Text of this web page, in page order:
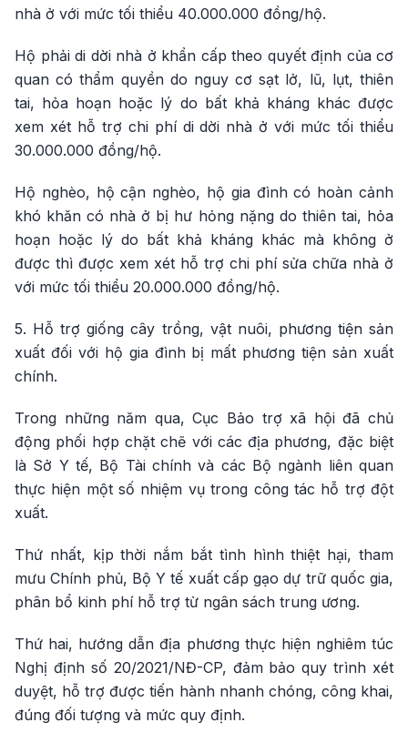
nhà ở với mức tối thiểu 40.000.000 đồng/hộ.
Hộ phải di dời nhà ở khẩn cấp theo quyết định của cơ
quan có thẩm quyền do nguy cơ sạt lở, lũ, lụt, thiên
tai, hỏa hoạn hoặc lý do bất khả kháng khác được
xem xét hỗ trợ chi phí di dời nhà ở với mức tối thiểu
30.000.000 đồng/hộ.
Hộ nghèo, hộ cận nghèo, hộ gia đình có hoàn cảnh
khó khăn có nhà ở bị hư hỏng nặng do thiên tai, hỏa
hoạn hoặc lý do bất khả kháng khác mà không ở
được thì được xem xét hỗ trợ chi phí sửa chữa nhà ở
với mức tối thiểu 20.000.000 đồng/hộ.
5. Hỗ trợ giống cây trồng, vật nuôi, phương tiện sản
xuất đối với hộ gia đình bị mất phương tiện sản xuất
chính.
Trong những năm qua, Cục Bảo trợ xã hội đã chủ
động phối hợp chặt chẽ với các địa phương, đặc biệt
là Sở Y tế, Bộ Tài chính và các Bộ ngành liên quan
thực hiện một số nhiệm vụ trong công tác hỗ trợ đột
xuất.
Thứ nhất, kịp thời nắm bắt tình hình thiệt hại, tham
mưu Chính phủ, Bộ Y tế xuất cấp gạo dự trữ quốc gia,
phân bổ kinh phí hỗ trợ từ ngân sách trung ương.
Thứ hai, hướng dẫn địa phương thực hiện nghiêm túc
Nghị định số 20/2021/NĐ-CP, đảm bảo quy trình xét
duyệt, hỗ trợ được tiến hành nhanh chóng, công khai,
đúng đối tượng và mức quy định.